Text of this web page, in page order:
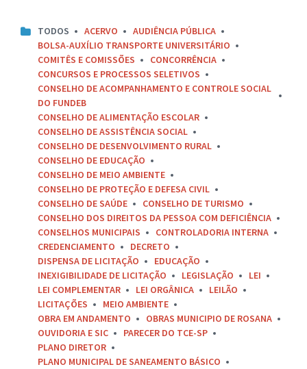
TODOS ACERVO
AUDIÊNCIA PÚBLICA
BOLSA-AUXÍLIO TRANSPORTE UNIVERSITÁRIO
COMITÊS E COMISSÕES
CONCORRÊNCIA
CONCURSOS E PROCESSOS SELETIVOS
CONSELHO DE ACOMPANHAMENTO E CONTROLE SOCIAL
DO FUNDEB
CONSELHO DE ALIMENTAÇÃO ESCOLAR
CONSELHO DE ASSISTÊNCIA SOCIAL
CONSELHO DE DESENVOLVIMENTO RURAL
CONSELHO DE EDUCAÇÃO
CONSELHO DE MEIO AMBIENTE
CONSELHO DE PROTEÇÃO E DEFESA CIVIL
CONSELHO DE SAÚDE
CONSELHO DE TURISMO
CONSELHO DOS DIREITOS DA PESSOA COM DEFICIÊNCIA
CONSELHOS MUNICIPAIS
CONTROLADORIA INTERNA
CREDENCIAMENTO
DECRETO
DISPENSA DE LICITAÇÃO
EDUCAÇÃO
INEXIGIBILIDADE DE LICITAÇÃO
LEGISLAÇÃO
LEI
LEI COMPLEMENTAR
LEI ORGÂNICA
LEILÃO
LICITAÇÕES
MEIO AMBIENTE
OBRA EM ANDAMENTO
OBRAS MUNICIPIO DE ROSANA
OUVIDORIA E SIC
PARECER DO TCE-SP
PLANO DIRETOR
PLANO MUNICIPAL DE SANEAMENTO BÁSICO